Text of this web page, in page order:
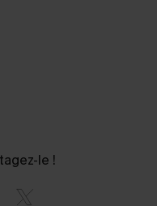
le !